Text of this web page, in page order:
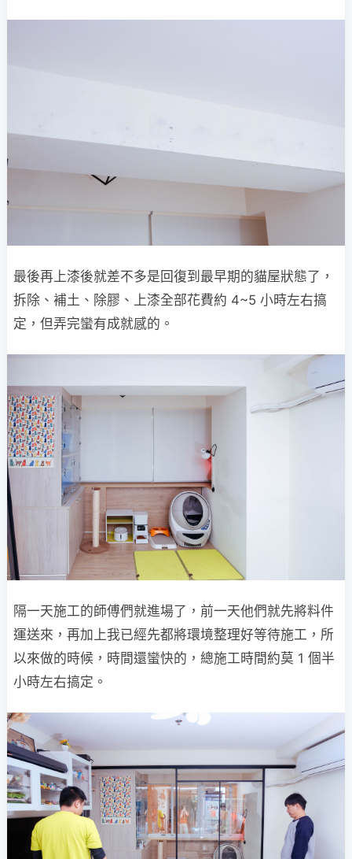
最後再上漆後就差不多是回復到最早期的貓屋狀態了，
拆除、補土、除膠、上漆全部花費約 4~5 小時左右搞
定，但弄完蠻有成就感的。
隔一天施工的師傅們就進場了，前一天他們就先將料件
運送來，再加上我已經先都將環境整理好等待施工，所
以來做的時候，時間還蠻快的，總施工時間約莫 1 個半
小時左右搞定。